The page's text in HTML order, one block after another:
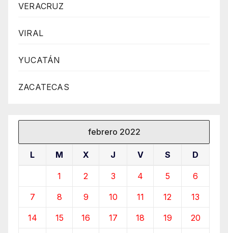
VERACRUZ
VIRAL
YUCATÁN
ZACATECAS
febrero 2022
L M X J V S D
1 2 3 4 5 6
7 8 9 10 11 12 13
14 15 16 17 18 19 20